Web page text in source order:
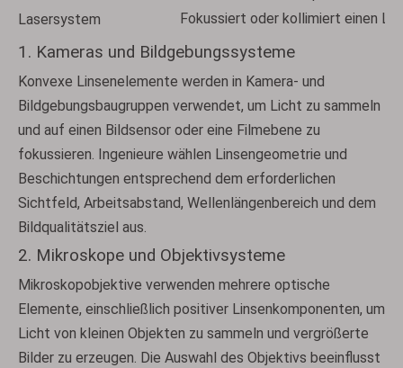
Lasersystem
Fokussiert oder kollimiert einen
1. Kameras und Bildgebungssysteme
Konvexe Linsenelemente werden in Kamera- und
Bildgebungsbaugruppen verwendet, um Licht zu sammeln
und auf einen Bildsensor oder eine Filmebene zu
fokussieren. Ingenieure wählen Linsengeometrie und
Beschichtungen entsprechend dem erforderlichen
Sichtfeld, Arbeitsabstand, Wellenlängenbereich und dem
Bildqualitätsziel aus.
2. Mikroskope und Objektivsysteme
Mikroskopobjektive verwenden mehrere optische
Elemente, einschließlich positiver Linsenkomponenten, um
Licht von kleinen Objekten zu sammeln und vergrößerte
Bilder zu erzeugen. Die Auswahl des Objektivs beeinflusst